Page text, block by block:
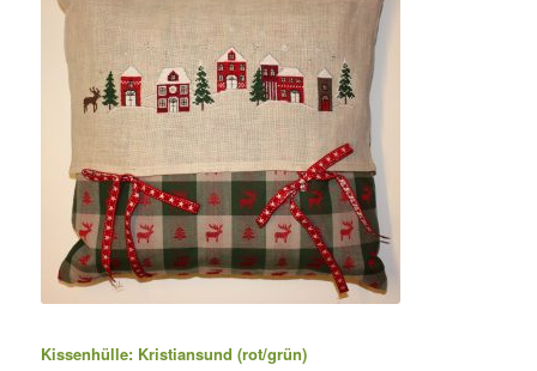
Kissenhülle: Kristiansund (rot/grün)